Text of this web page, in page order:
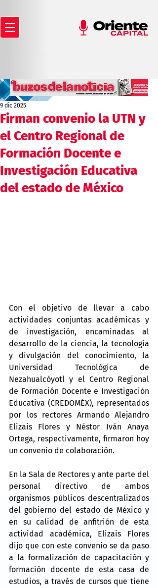
Firman convenio la UTN y
el Centro Regional de
Formación Docente e
Investigación Educativa
del estado de México
9 dic 2025
Con el objetivo de llevar a cabo
actividades conjuntas académicas y
de investigación, encaminadas al
desarrollo de la ciencia, la tecnología
y divulgación del conocimiento, la
Universidad Tecnológica de
Nezahualcóyotl y el Centro Regional
de Formación Docente e Investigación
Educativa (CREDOMÉX), representados
por los rectores Armando Alejandro
Elizais Flores y Néstor Iván Anaya
Ortega, respectivamente, firmaron hoy
un convenio de colaboración.
En la Sala de Rectores y ante parte del
personal directivo de ambos
organismos públicos descentralizados
del gobierno del estado de México y
en su calidad de anfitrión de esta
actividad académica, Elizais Flores
dijo que con este convenio se da paso
a la formalización de capacitación y
formación docente de esta casa de
estudios, a través de cursos que tiene